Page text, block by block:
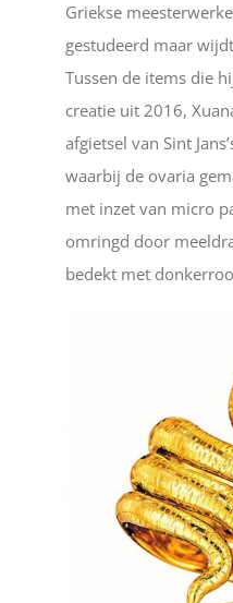
Griekse
gestudeerd maar
Tussen de items die
creatie uit 2016,
afgietsel van Sint
waarbij de ovaria
met inzet van micro
omringd door
bedekt met